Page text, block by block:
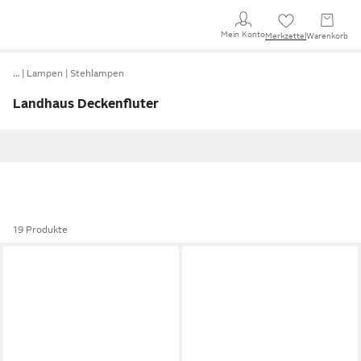
Mein KontoMerkzettel Warenkorb
… Lampen Stehlampen
Landhaus Deckenfluter
19 Produkte